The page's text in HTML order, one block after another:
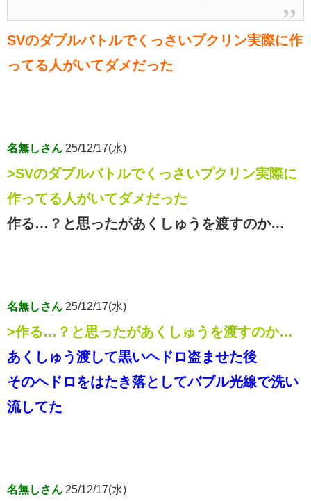
SVのダブルバトルでくっさいプクリン実際に作
ってる人がいてダメだった
名無しさん 25/12/17(水)
>SVのダブルバトルでくっさいプクリン実際に
作ってる人がいてダメだった
作る…？と思ったがあくしゅうを渡すのか…
名無しさん 25/12/17(水)
>作る…？と思ったがあくしゅうを渡すのか…
あくしゅう渡して黒いヘドロ盗ませた後
そのヘドロをはたき落としてバブル光線で洗い
流してた
名無しさん 25/12/17(水)